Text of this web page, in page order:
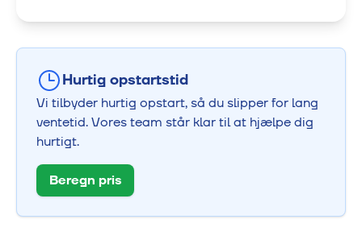
Hurtig opstartstid
Vi tilbyder hurtig opstart, så du slipper for lang
ventetid. Vores team står klar til at hjælpe dig
hurtigt.
Beregn pris